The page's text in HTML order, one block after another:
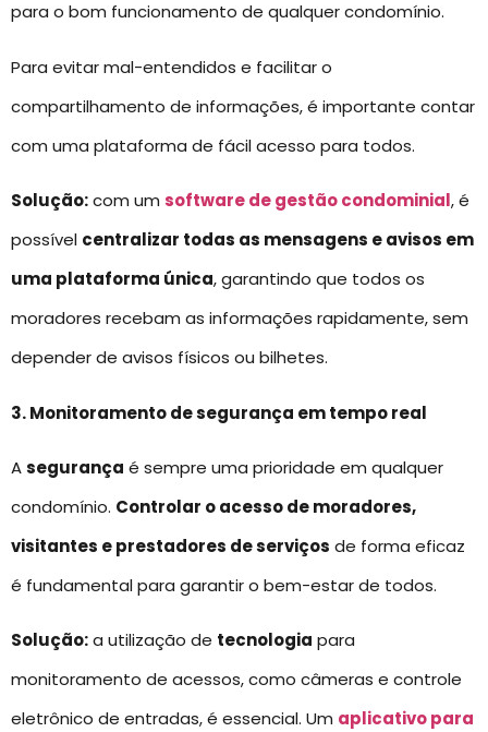
para o bom funcionamento de qualquer condomínio.
Para evitar mal-entendidos e facilitar o
compartilhamento de informações, é importante contar
com uma plataforma de fácil acesso para todos.
Solução:com um software de gestão condominial, é
possível centralizar todas as mensagens e avisos em
uma plataforma única, garantindo que todos os
moradores recebam as informações rapidamente, sem
depender de avisos físicos ou bilhetes.
3. Monitoramento de segurança em tempo real
Asegurança é sempre uma prioridade em qualquer
condomínio. Controlar o acesso de moradores,
visitantes e prestadores de serviços de forma eficaz
é fundamental para garantir o bem-estar de todos.
Solução:a utilização de tecnologia para
monitoramento de acessos, como câmeras e controle
eletrônico de entradas, é essencial. Um aplicativo para